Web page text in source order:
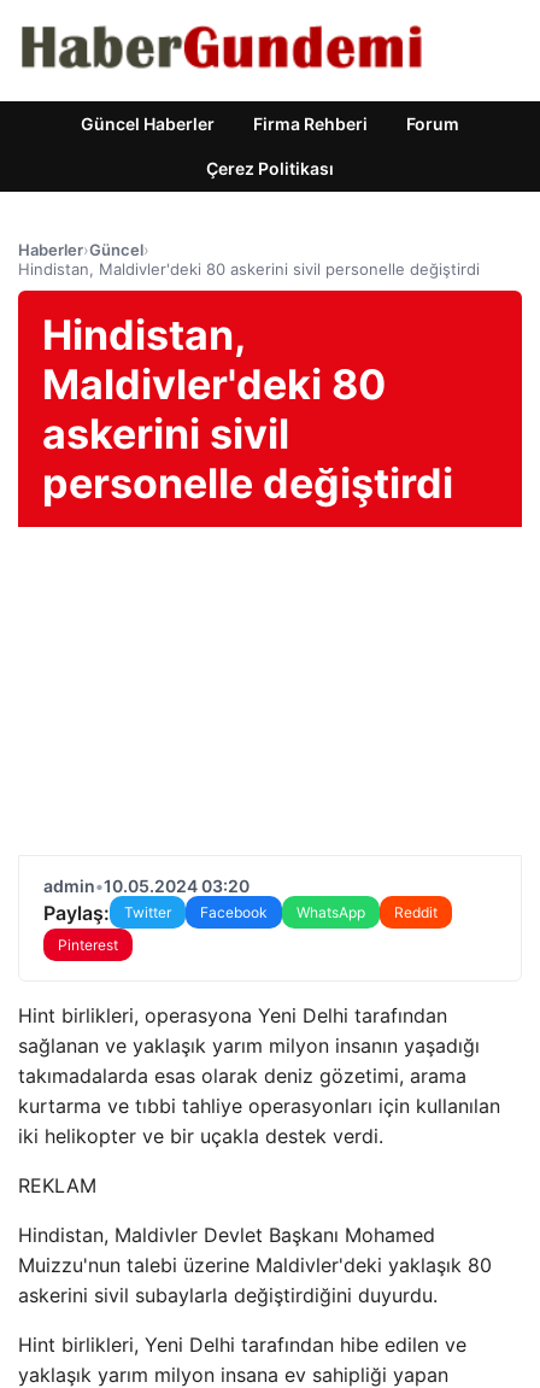
Güncel Haberler Firma Rehberi Forum
Çerez Politikası
Haberler›Güncel›
Hindistan, Maldivler'deki 80 askerini sivil personelle değiştirdi
Hindistan,
Maldivler'deki 80
askerini sivil
personelle değiştirdi
admin•10.05.2024 03:20
Paylaş: Twitter Facebook WhatsApp
Reddit
Pinterest
Hint birlikleri, operasyona Yeni Delhi tarafından
sağlanan ve yaklaşık yarım milyon insanın yaşadığı
takımadalarda esas olarak deniz gözetimi, arama
kurtarma ve tıbbi tahliye operasyonları için kullanılan
iki helikopter ve bir uçakla destek verdi.
REKLAM
Hindistan, Maldivler Devlet Başkanı Mohamed
Muizzu'nun talebi üzerine Maldivler'deki yaklaşık 80
askerini sivil subaylarla değiştirdiğini duyurdu.
Hint birlikleri, Yeni Delhi tarafından hibe edilen ve
yaklaşık yarım milyon insana ev sahipliği yapan